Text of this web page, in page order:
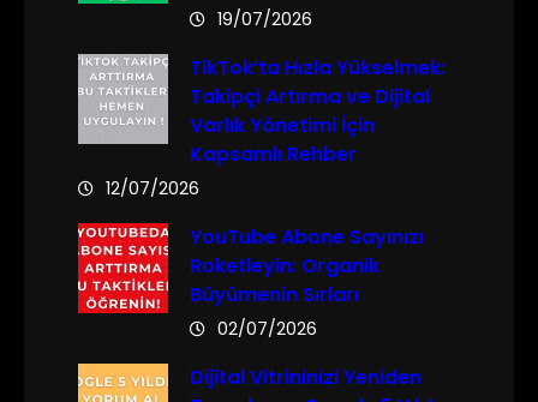
19/07/2026
TikTok’ta Hızla Yükselmek:
Takipçi Artırma ve Dijital
Varlık Yönetimi İçin
Kapsamlı Rehber
12/07/2026
YouTube Abone Sayınızı
Roketleyin: Organik
Büyümenin Sırları
02/07/2026
Dijital Vitrininizi Yeniden